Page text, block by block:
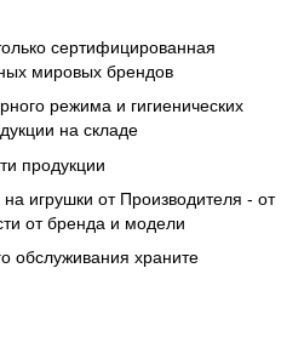
сертифицированная
мировых брендов
режима и гигиенических
на складе
продукции
игрушки от Производителя - от
от бренда и модели
обслуживания храните